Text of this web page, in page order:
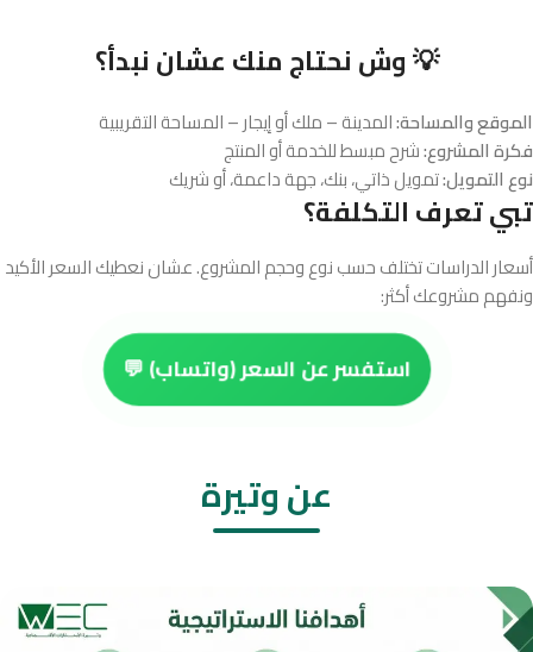
💡 وش نحتاج منك عشان نبدأ؟
الموقع والمساحة:المدينة – ملك أو إيجار – المساحة التقريبية
فكرة المشروع:شرح مبسط للخدمة أو المنتج
نوع التمويل:تمويل ذاتي، بنك، جهة داعمة، أو شريك
تبي تعرف التكلفة؟
أسعار الدراسات تختلف حسب نوع وحجم المشروع. عشان نعطيك السعر الأكيد
ونفهم مشروعك أكثر:
استفسر عن السعر (واتساب) 💬
عن وتيرة